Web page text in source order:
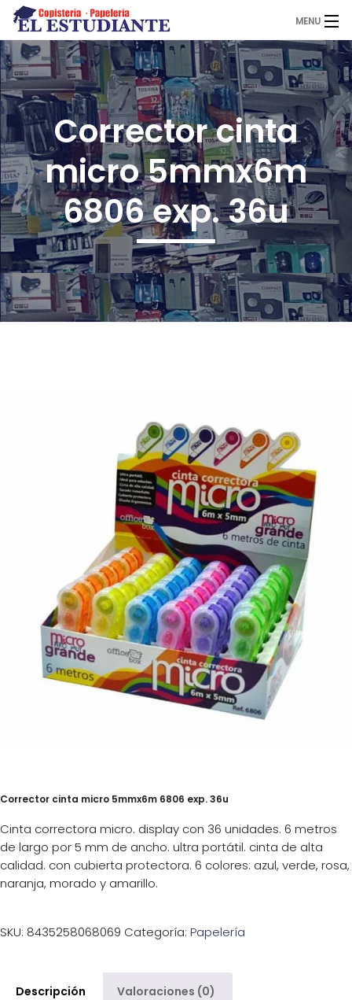
MENU
El Estudiante
Copistería
Papelería
Servicios
Novedades
¡Imprimir!
Corrector cinta
micro 5mmx6m
6806 exp. 36u
Corrector cinta micro 5mmx6m 6806 exp. 36u
Cinta correctora micro. display con 36 unidades. 6 metros
de largo por 5 mm de ancho. ultra portátil. cinta de alta
calidad. con cubierta protectora. 6 colores: azul, verde, rosa,
naranja, morado y amarillo.
SKU: 8435258068069 Categoría: Papelería
Descripción Valoraciones (0)